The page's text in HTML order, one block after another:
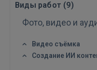
Войти
Виды работ (9)
Фото, видео и
Видео съёмка
Создание ИИ